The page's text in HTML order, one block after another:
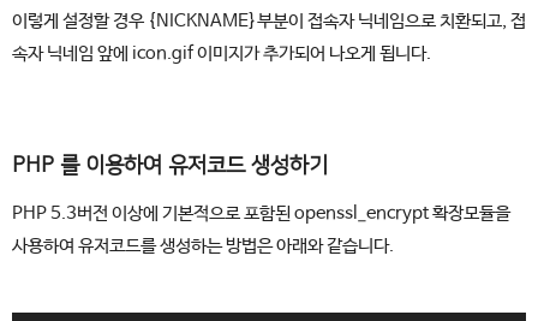
이렇게 설정할 경우 {NICKNAME}부분이 접속자 닉네임으로 치환되고, 접
속자 닉네임 앞에 icon.gif 이미지가 추가되어 나오게 됩니다.
PHP 를 이용하여 유저코드 생성하기
PHP 5.3버전 이상에 기본적으로 포함된 openssl_encrypt 확장모듈을
사용하여 유저코드를 생성하는 방법은 아래와 같습니다.